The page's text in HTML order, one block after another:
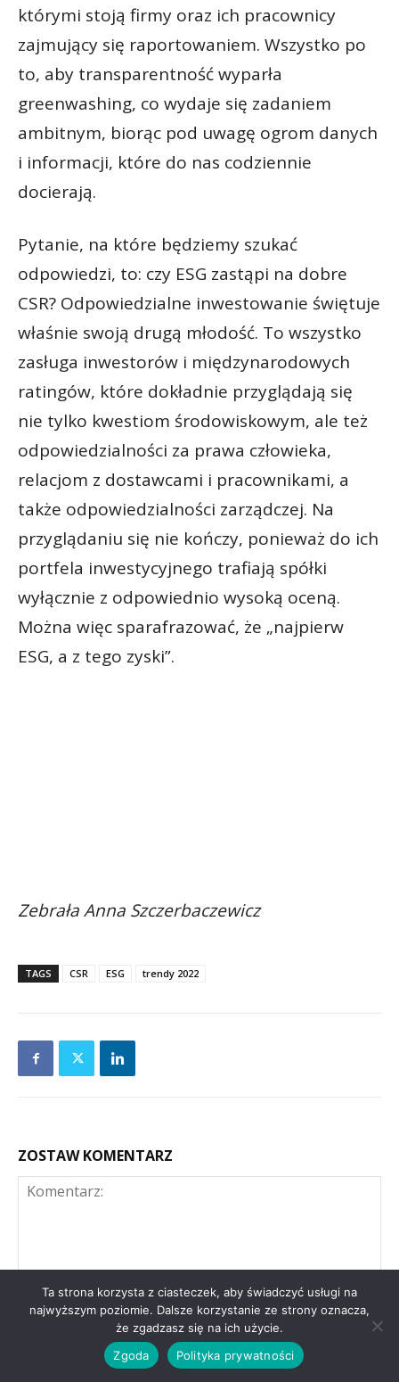
którymi stoją firmy oraz ich pracownicy
zajmujący się raportowaniem. Wszystko po
to, aby transparentność wyparła
greenwashing, co wydaje się zadaniem
ambitnym, biorąc pod uwagę ogrom danych
i informacji, które do nas codziennie
docierają.
Pytanie, na które będziemy szukać
odpowiedzi, to: czy ESG zastąpi na dobre
CSR? Odpowiedzialne inwestowanie świętuje
właśnie swoją drugą młodość. To wszystko
zasługa inwestorów i międzynarodowych
ratingów, które dokładnie przyglądają się
nie tylko kwestiom środowiskowym, ale też
odpowiedzialności za prawa człowieka,
relacjom z dostawcami i pracownikami, a
także odpowiedzialności zarządczej. Na
przyglądaniu się nie kończy, ponieważ do ich
portfela inwestycyjnego trafiają spółki
wyłącznie z odpowiednio wysoką oceną.
Można więc sparafrazować, że „najpierw
ESG, a z tego zyski”.
Zebrała Anna Szczerbaczewicz
TAGS CSR ESG trendy 2022
ZOSTAW KOMENTARZ
Ta strona korzysta z ciasteczek, aby świadczyć usługi na
najwyższym poziomie. Dalsze korzystanie ze strony oznacza,
że zgadzasz się na ich użycie.
Zgoda
Polityka prywatności